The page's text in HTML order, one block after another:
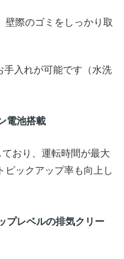
際のゴミをしっかり取
入れが可能です（水洗
電池搭載
おり、運転時間が最大
ピックアップ率も向上し
プレベルの排気クリー